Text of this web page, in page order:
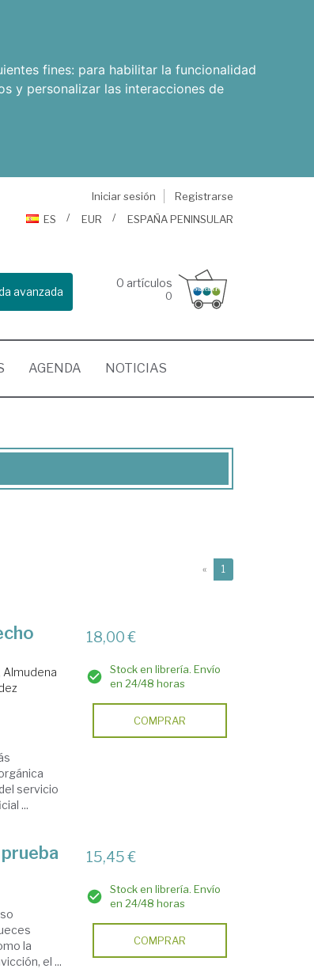
fines: para habilitar la funcionalidad
y personalizar las interacciones de
Iniciar sesión
Registrarse
ES
EUR ESPAÑA PENINSULAR
avanzada
0 artículos
0
AGENDA NOTICIAS
« 1
Almudena
servicio
...
18,00 €
Stock en librería. Envío
en 24/48 horas
COMPRAR
la
el ...
15,45 €
Stock en librería. Envío
en 24/48 horas
COMPRAR